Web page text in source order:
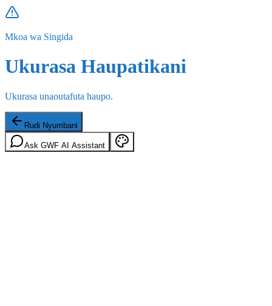
Mkoa wa Singida
Ukurasa Haupatikani
Ukurasa unaoutafuta haupo.
Rudi Nyumbani
Ask GWF AI Assistant